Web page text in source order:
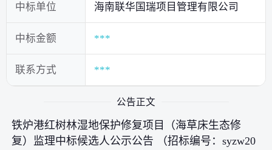
中标单位 海南联华国瑞项目管理有限公司
中标金额 ***
联系方式 ***
公告正文
铁炉港红树林湿地保护修复项目（海草床生态修
复）监理中标候选人公示公告 （招标编号：syzw20